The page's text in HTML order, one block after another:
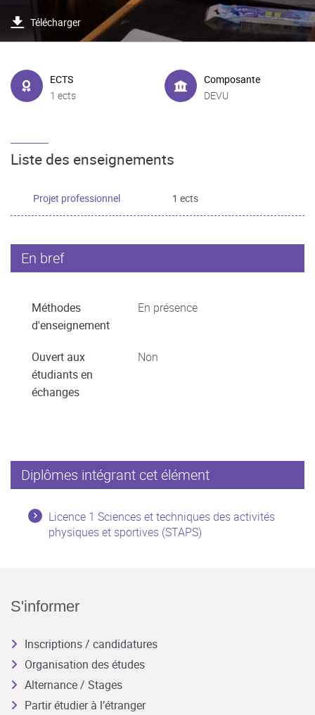
Télécharger
ECTS
1 ects
Composante
DEVU
Liste des enseignements
Projet professionnel 1 ects
En bref
Méthodes
d'enseignement
En présence
Ouvert aux
étudiants en
échanges
Non
Diplômes intégrant cet élément
Licence 1 Sciences et techniques des activités
physiques et sportives (STAPS)
S'informer
Inscriptions / candidatures
Organisation des études
Alternance / Stages
Partir étudier à l’étranger